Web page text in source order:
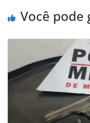
Você pode